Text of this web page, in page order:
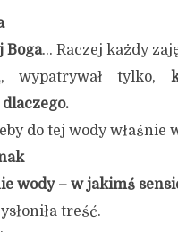
Boga… Raczej każdy
wypatrywał tylko,
do tej wody właśnie
wody – w jakimś
treść.